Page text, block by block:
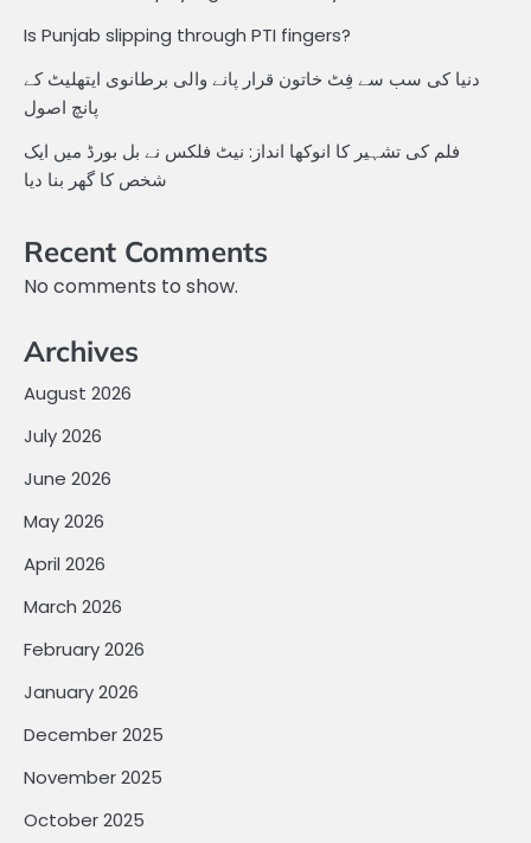
Is Punjab slipping through PTI fingers?
دنیا کی سب سے فِٹ خاتون قرار پانے والی برطانوی ایتھلیٹ کے
پانچ اصول
فلم کی تشہیر کا انوکھا انداز: نیٹ فلکس نے بل بورڈ میں ایک
شخص کا گھر بنا دیا
Recent Comments
No comments to show.
Archives
August 2026
July 2026
June 2026
May 2026
April 2026
March 2026
February 2026
January 2026
December 2025
November 2025
October 2025